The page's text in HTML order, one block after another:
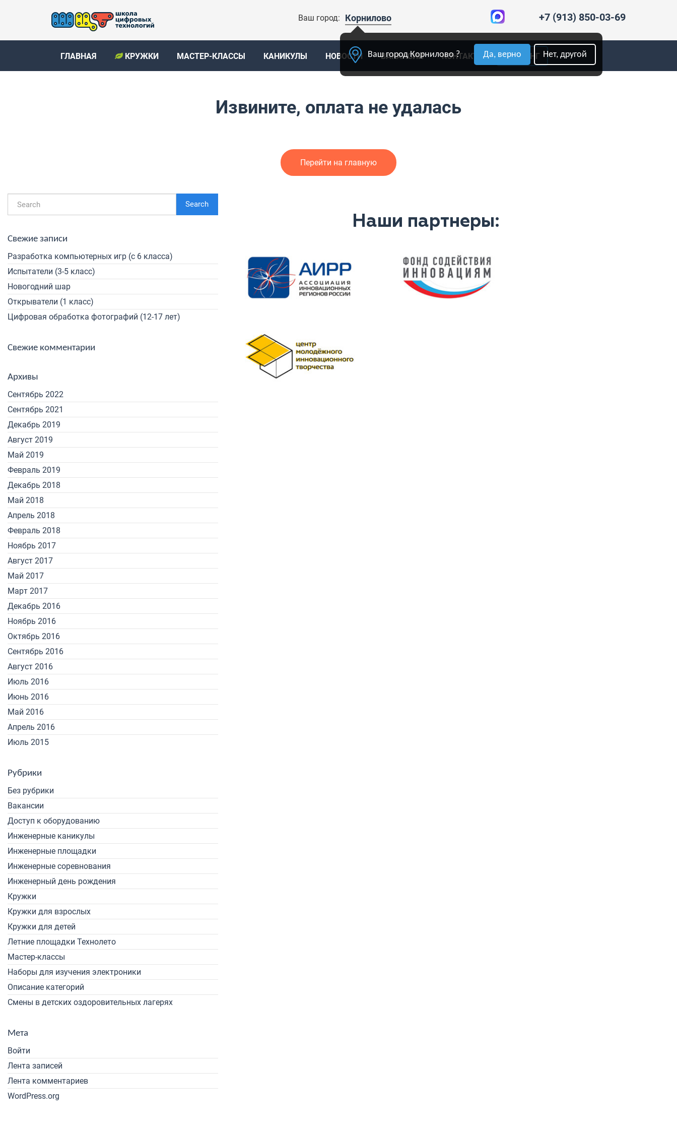
Ваш город: Корнилово
Ваш город Корнилово ? Да, верно Нет, другой
+7 (913) 850-03-69
ГЛАВНАЯ КРУЖКИ МАСТЕР-КЛАССЫ КАНИКУЛЫ НОВОСТИ ВАКАНСИИ КОНТАКТЫ РЕЙТИНГ
Извините, оплата не удалась
Перейти на главную
Search
Свежие записи
Разработка компьютерных игр (с 6 класса)
Испытатели (3-5 класс)
Новогодний шар
Открыватели (1 класс)
Цифровая обработка фотографий (12-17 лет)
Свежие комментарии
Архивы
Сентябрь 2022
Сентябрь 2021
Декабрь 2019
Август 2019
Май 2019
Февраль 2019
Декабрь 2018
Май 2018
Апрель 2018
Февраль 2018
Ноябрь 2017
Август 2017
Май 2017
Март 2017
Декабрь 2016
Ноябрь 2016
Октябрь 2016
Сентябрь 2016
Август 2016
Июль 2016
Июнь 2016
Май 2016
Апрель 2016
Июль 2015
Рубрики
Без рубрики
Вакансии
Доступ к оборудованию
Инженерные каникулы
Инженерные площадки
Инженерные соревнования
Инженерный день рождения
Кружки
Кружки для взрослых
Кружки для детей
Летние площадки Технолето
Мастер-классы
Наборы для изучения электроники
Описание категорий
Смены в детских оздоровительных лагерях
Мета
Войти
Лента записей
Лента комментариев
WordPress.org
Наши партнеры: